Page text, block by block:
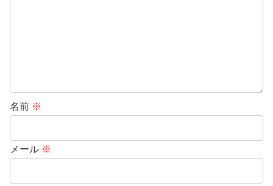
名前 ※
メール ※